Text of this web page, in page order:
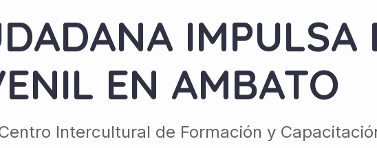
IMPULSA
EN AMBATO
Intercultural de Formación y